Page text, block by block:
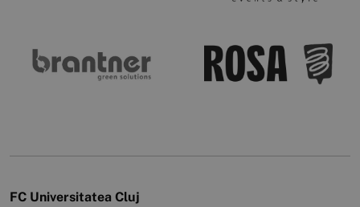
FC Universitatea Cluj